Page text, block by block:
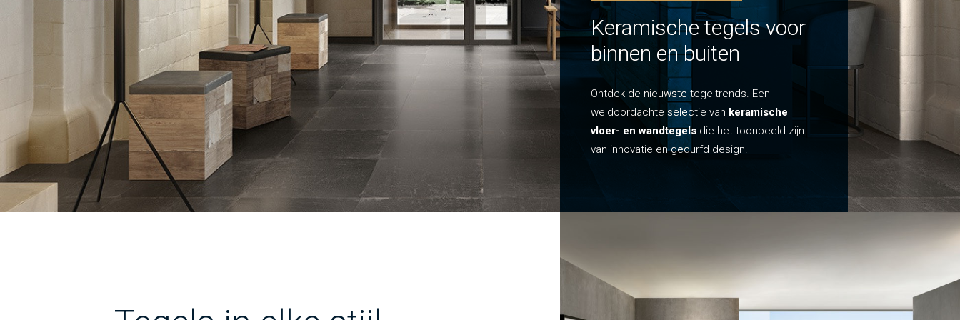
Keramische tegels voor
binnen en buiten
Ontdek de nieuwste tegeltrends. Een
weldoordachte selectie van keramische
vloer- en wandtegelsdie het toonbeeld zijn
van innovatie en gedurfd design.
Keramische tegels voor
binnen en buiten
Ontdek de nieuwste tegeltrends. Een
weldoordachte selectie van keramische
vloer- en wandtegelsdie het toonbeeld zijn
van innovatie en gedurfd design.